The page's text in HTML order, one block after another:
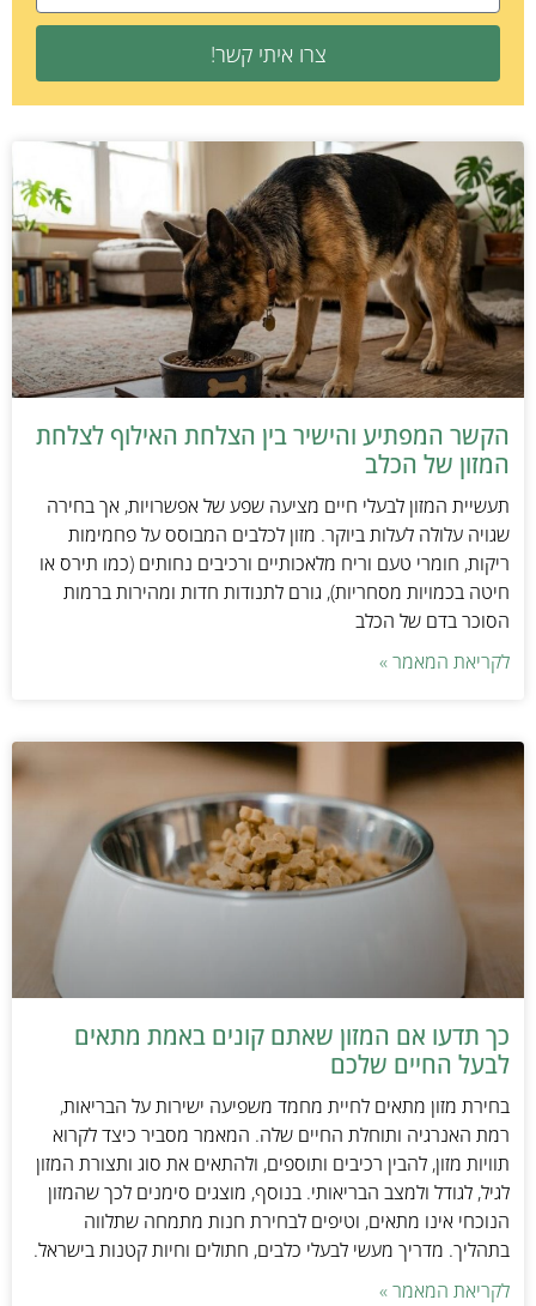
צרו איתי קשר!
הקשר המפתיע והישיר בין הצלחת האילוף לצלחת
המזון של הכלב
תעשיית המזון לבעלי חיים מציעה שפע של אפשרויות, אך בחירה
שגויה עלולה לעלות ביוקר. מזון לכלבים המבוסס על פחמימות
ריקות, חומרי טעם וריח מלאכותיים ורכיבים נחותים (כמו תירס או
חיטה בכמויות מסחריות), גורם לתנודות חדות ומהירות ברמות
הסוכר בדם של הכלב
לקריאת המאמר »
כך תדעו אם המזון שאתם קונים באמת מתאים
לבעל החיים שלכם
בחירת מזון מתאים לחיית מחמד משפיעה ישירות על הבריאות,
רמת האנרגיה ותוחלת החיים שלה. המאמר מסביר כיצד לקרוא
תוויות מזון, להבין רכיבים ותוספים, ולהתאים את סוג ותצורת המזון
לגיל, לגודל ולמצב הבריאותי. בנוסף, מוצגים סימנים לכך שהמזון
הנוכחי אינו מתאים, וטיפים לבחירת חנות מתמחה שתלווה
בתהליך. מדריך מעשי לבעלי כלבים, חתולים וחיות קטנות בישראל.
לקריאת המאמר »